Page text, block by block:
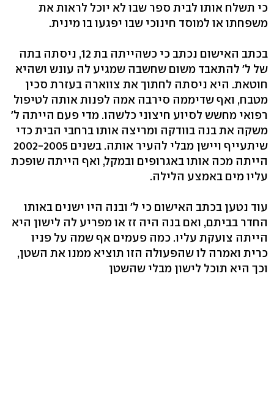
כי תשלח אותו לבית ספר שבו לא יוכל לראות את
משפחתו או למוסד חינוכי שבו יפגעו בו מינית.
בכתב האישום נכתב כי כשהייתה בת 12, ניסתה בתה
של ל' להתאבד משום שחשבה שמגיע לה עונש ושהיא
חוטאת. היא ניסתה לחתוך את צווארה בעזרת סכין
מטבח, ואף שדיממה סירבה אמה לפנות אותה לטיפול
רפואי מחשש לסיוע חיצוני כלשהו. מדי פעם הייתה ל'
משקה את בנה בוודקה ומריצה אותו ברחבי הבית כדי
שיתעייף ויישן מבלי להעיר אותה. בשנים 2002-2005
הייתה מכה אותו באגרופים ובמקל, ואף הייתה שופכת
עליו מים באמצע הלילה.
עוד נטען בכתב האישום כי ל' ובנה היו ישנים באותו
החדר בביתם, ואם בנה היה זז או מפריע לה לישון היא
הייתה צועקת עליו. כמה פעמים אף שמה על פניו
כרית ואמרה לו שהפעולה הזו תוציא ממנו את השטן,
וכך היא תוכל לישון מבלי שהשטן